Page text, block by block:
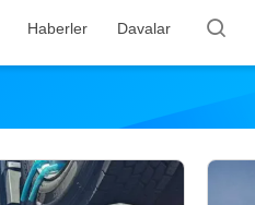
Haberler Davalar